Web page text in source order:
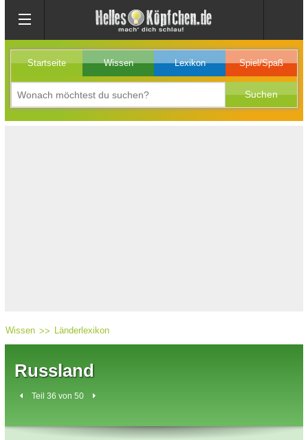
Startseite Wissen Lexikon Spiel/Spaß
Wissen Länderlexikon
Russland
Teil 36 von 50